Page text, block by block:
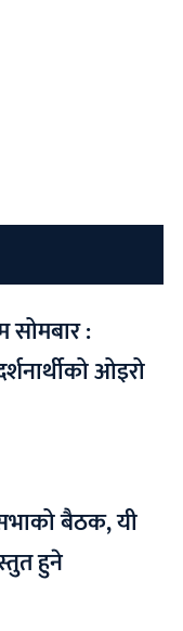
सोमबार :
ओइरो
बैठक, यी
हुने